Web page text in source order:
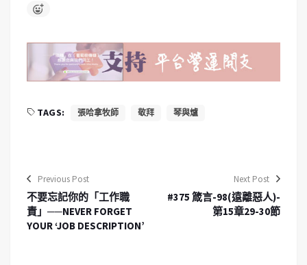
TAGS: 張哈拿牧師 敬拜 琴與爐
Previous Post
不要忘記你的「工作職
責」──NEVER FORGET
YOUR ‘JOB DESCRIPTION’
Next Post
#375 箴言-98(遠離惡人)-
第15章29-30節